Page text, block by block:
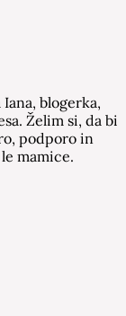
blogerka,
Želim si, da bi
podporo in
mamice.